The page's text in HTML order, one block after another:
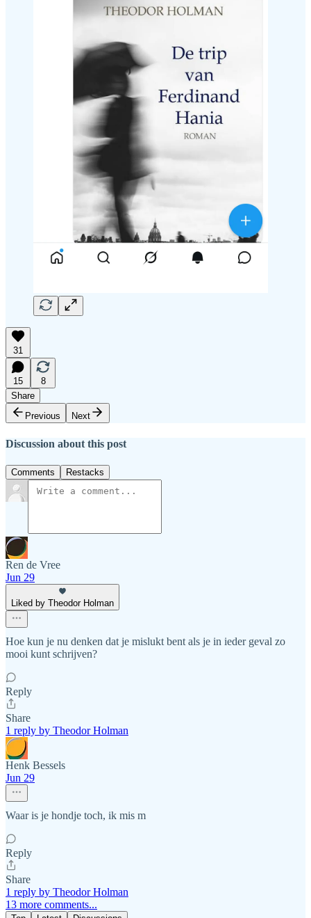
31
15
8
Share
Previous
Next
Discussion about this post
Comments Restacks
Ren de Vree
Jun 29
Liked by Theodor Holman
Hoe kun je nu denken dat je mislukt bent als je in ieder geval zo
mooi kunt schrijven?
Reply
Share
1 reply by Theodor Holman
Henk Bessels
Jun 29
Waar is je hondje toch, ik mis m
Reply
Share
1 reply by Theodor Holman
13 more comments...